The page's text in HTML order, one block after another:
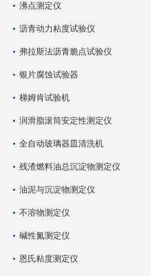
沸点测定仪
沥青动力粘度试验仪
弗拉斯法沥青脆点试验仪
银片腐蚀试验器
梯姆肯试验机
润滑脂滚筒安定性测定仪
全自动玻璃器皿清洗机
残渣燃料油总沉淀物测定仪
油泥与沉淀物测定仪
不溶物测定仪
碱性氮测定仪
恩氏粘度测定仪